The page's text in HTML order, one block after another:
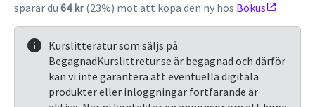
sparar du 64 kr(23%) mot att köpa den ny hos Bokus .
Kurslitteratur som säljs på
BegagnadKurslittretur.se är begagnad och därför
kan vi inte garantera att eventuella digitala
produkter eller inloggningar fortfarande är